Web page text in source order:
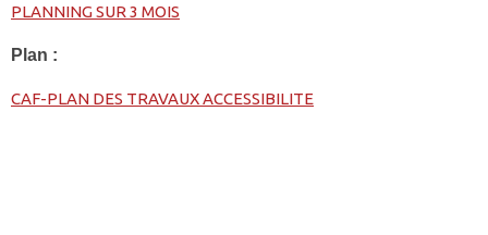
PLANNING SUR 3 MOIS
Plan :
CAF-PLAN DES TRAVAUX ACCESSIBILITE